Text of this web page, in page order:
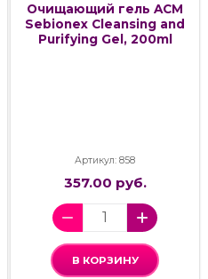
Очищающий гель ACM
Sebionex Cleansing and
Purifying Gel, 200ml
Артикул: 858
357.00 руб.
В КОРЗИНУ